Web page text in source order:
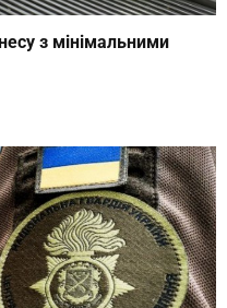
з мінімальними